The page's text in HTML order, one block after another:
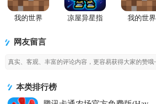
我的世界
凉屋异星指
我的世界
网友留言
本类排行榜